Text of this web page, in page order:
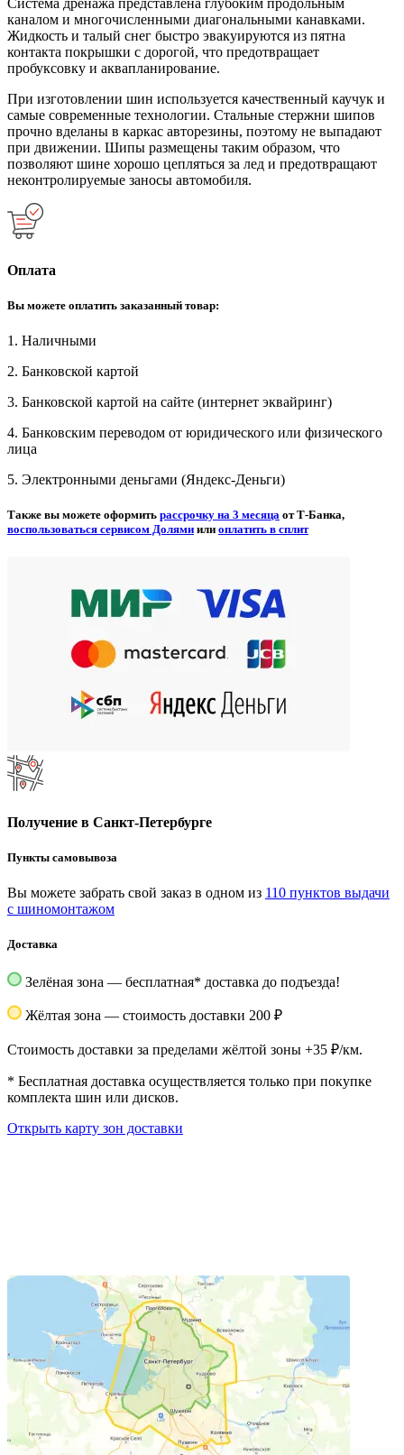
Система дренажа представлена глубоким продольным
каналом и многочисленными диагональными канавками.
Жидкость и талый снег быстро эвакуируются из пятна
контакта покрышки с дорогой, что предотвращает
пробуксовку и аквапланирование.
При изготовлении шин используется качественный каучук и
самые современные технологии. Стальные стержни шипов
прочно вделаны в каркас авторезины, поэтому не выпадают
при движении. Шипы размещены таким образом, что
позволяют шине хорошо цепляться за лед и предотвращают
неконтролируемые заносы автомобиля.
Оплата
Вы можете оплатить заказанный товар:
1. Наличными
2. Банковской картой
3. Банковской картой на сайте (интернет эквайринг)
4. Банковским переводом от юридического или физического
лица
5. Электронными деньгами (Яндекс-Деньги)
Также вы можете оформить рассрочку на 3 месяца от Т-Банка,
воспользоваться сервисом Долями или оплатить в сплит
Получение в Санкт-Петербурге
Пункты самовывоза
Вы можете забрать свой заказ в одном из 110 пунктов выдачи
с шиномонтажом
Доставка
Зелёная зона — бесплатная* доставка до подъезда!
Жёлтая зона — стоимость доставки 200 ₽
Стоимость доставки за пределами жёлтой зоны +35 ₽/км.
* Бесплатная доставка осуществляется только при покупке
комплекта шин или дисков.
Открыть карту зон доставки